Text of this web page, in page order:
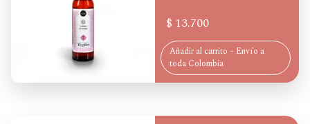
$ 13.700
Añadir al carrito – Envío a
toda Colombia